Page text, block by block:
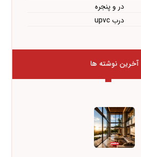
در و پنجره
درب upvc
آخرین نوشته ها